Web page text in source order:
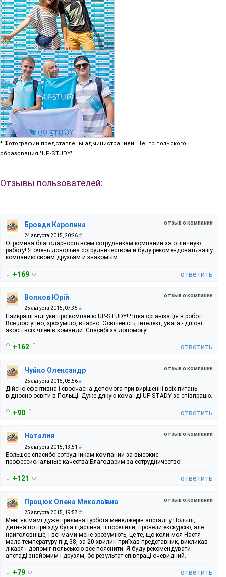
* Фотографии представлены администрацией: Центр польского
образования "UP-STUDY"
Отзывы пользователей:
отзыв о компании
Бровди Каролина
24 августа 2015, 20:26#
Огромная благодарность всем сотрудникам компании за отличную
работу! Я очень довольна сотрудничеством и буду рекомендовать вашу
компанию своим друзьям и знакомым
+169 ответить
отзыв о компании
Волков Юрій
25 августа 2015, 07:35 #
Найкращі відгуки про компанію UP-STUDY! Чітка організація в роботі.
Все доступно, зрозуміло, вчасно. Освіченість, інтелект, увага - ділові
якості всіх членів команди. Спасибі за допомогу!
+162 ответить
отзыв о компании
Чуйко Олександр
25 августа 2015, 08:56#
Дійсно ефективна і своєчасна допомога при вирішенні всіх питань
відносно освіти в Польщі. Дуже дякую команді UP-STADY за співпрацю.
+90 ответить
отзыв о компании
Наталия
25 августа 2015, 13:51 #
Большое спасибо сотрудникам компании за высокие
профессиональные качества!Благодарим за сотрудничество!
+121 ответить
отзыв о компании
Процюк Олена Миколаївна
25 августа 2015, 19:57 #
Мені як мамі дуже приємна турбота менеджерів апстаді у Польщі,
дитина по приїзду була щаслива, її поселили, провели екскурсію, але
найголовніше, і всі мами мене зрозуміють, це те, що коли моя Настя
мала температуру під 38, за 20 хвилин приїхав представник, викликав
лікаря і допоміг польською все пояснити. Я буду рекомендувати
апстаді знайомим і друзям, бо результат співпраці очевидний.
+79 ответить